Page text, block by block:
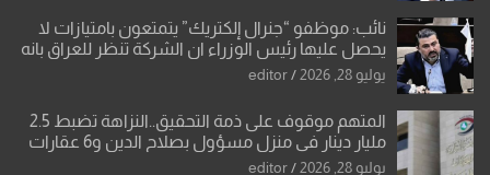
نائب: موظفو “جنرال إلكتريك” يتمتعون بامتيازات لا
يحصل عليها رئيس الوزراء ان الشركة تنظر للعراق بانه
بلد ضعيف وتفرض شروطها
يوليو 28, 2026 editor
المتهم موقوف على ذمة التحقيق..النزاهة تضبط 2.5
مليار دينار في منزل مسؤول بصلاح الدين و6 عقارات
باسم زوجته
يوليو 28, 2026 editor